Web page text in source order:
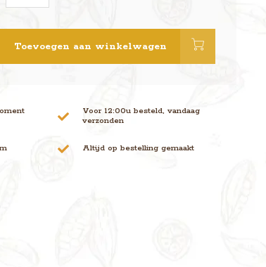
Toevoegen aan winkelwagen
Voor 12:00u besteld, vandaag
verzonden
Altijd op bestelling gemaakt